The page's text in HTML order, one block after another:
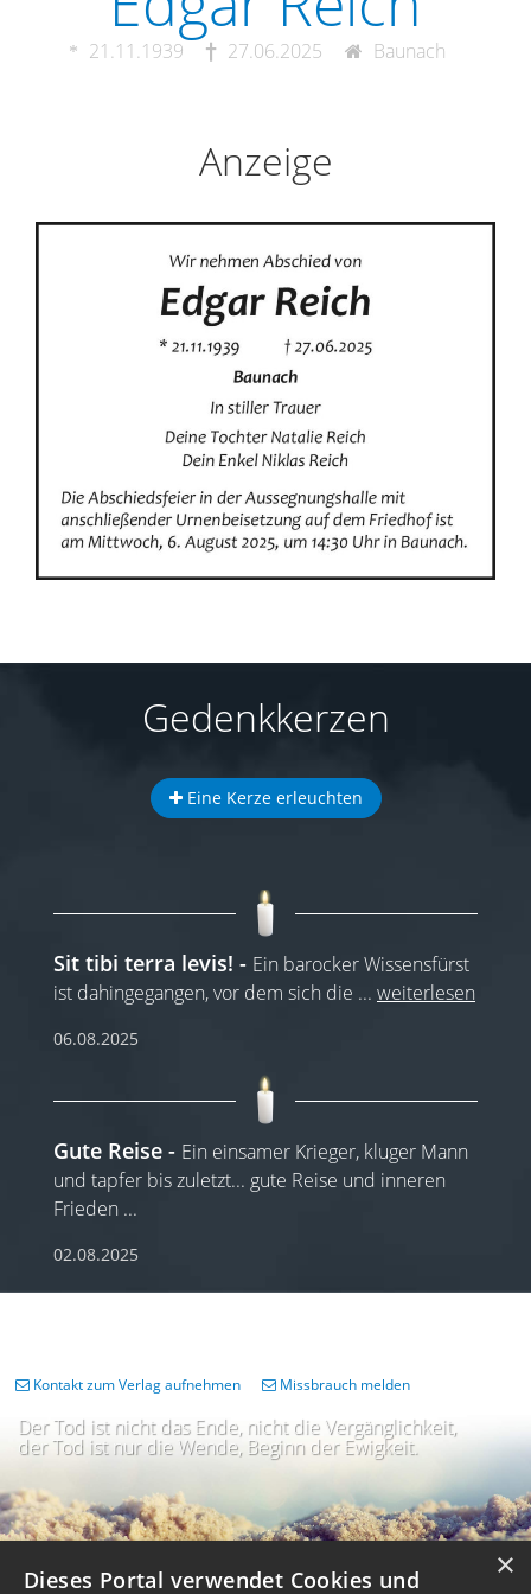
21.11.1939 27.06.2025 Baunach
Anzeige
Gedenkkerzen
Eine Kerze erleuchten
Sit tibi terra levis!
Ein barocker Wissensfürst
ist dahingegangen, vor dem sich die ... weiterlesen
06.08.2025
Gute Reise
Ein einsamer Krieger, kluger Mann
und tapfer bis zuletzt... gute Reise und inneren
Frieden ...
02.08.2025
Der Tod ist nicht das Ende, nicht die Vergänglichkeit,
der Tod ist nur die Wende, Beginn der Ewigkeit.
Kontakt zum Verlag aufnehmen Missbrauch melden
×
Dieses Portal verwendet Cookies und